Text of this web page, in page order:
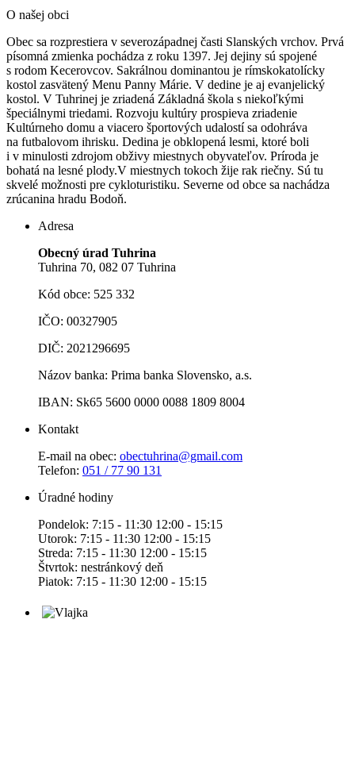
O našej obci
Obec sa rozprestiera v severozápadnej časti Slanských vrchov. Prvá
písomná zmienka pochádza z roku 1397. Jej dejiny sú spojené
s rodom Kecerovcov. Sakrálnou dominantou je rímskokatolícky
kostol zasvätený Menu Panny Márie. V dedine je aj evanjelický
kostol. V Tuhrinej je zriadená Základná škola s niekoľkými
špeciálnymi triedami. Rozvoju kultúry prospieva zriadenie
Kultúrneho domu a viacero športových udalostí sa odohráva
na futbalovom ihrisku. Dedina je obklopená lesmi, ktoré boli
i v minulosti zdrojom obživy miestnych obyvateľov. Príroda je
bohatá na lesné plody.V miestnych tokoch žije rak riečny. Sú tu
skvelé možnosti pre cykloturistiku. Severne od obce sa nachádza
zrúcanina hradu Bodoň.
Adresa
Obecný úrad Tuhrina
Tuhrina 70, 082 07 Tuhrina
Kód obce: 525 332
IČO: 00327905
DIČ: 2021296695
Názov banka: Prima banka Slovensko, a.s.
IBAN: Sk65 5600 0000 0088 1809 8004
Kontakt
E-mail na obec: obectuhrina@gmail.com
Telefon: 051 / 77 90 131
Úradné hodiny
Pondelok: 7:15 - 11:30 12:00 - 15:15
Utorok: 7:15 - 11:30 12:00 - 15:15
Streda: 7:15 - 11:30 12:00 - 15:15
Štvrtok: nestránkový deň
Piatok: 7:15 - 11:30 12:00 - 15:15